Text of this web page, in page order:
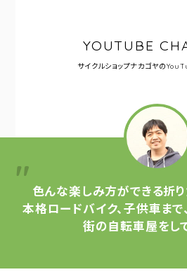
YOUTUBE
サイクルショップナカゴヤの
色んな楽しみ方ができる折
本格ロードバイク、子供車まで、
街の自転車屋をし